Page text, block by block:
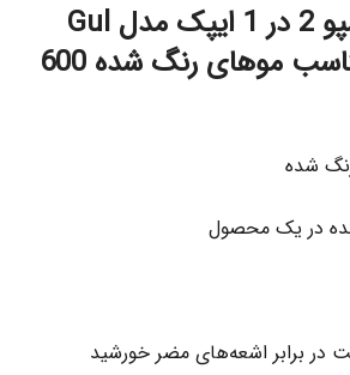
ویژگی‌های شامپو 2 در 1 ایپک مدل Gul
UV Filtresi مناسب موهای رنگ شده 600
شده
در یک محصول